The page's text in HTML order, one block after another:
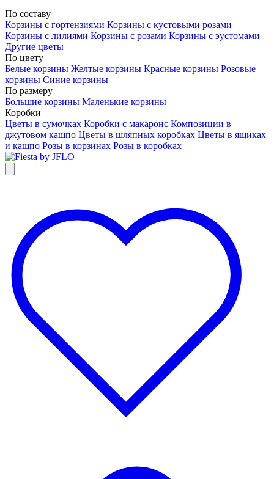
По составу
Корзины с гортензиями Корзины с кустовыми розами
Корзины с лилиями Корзины с розами Корзины с эустомами
Другие цветы
По цвету
Белые корзины Желтые корзины Красные корзины Розовые
корзины Синие корзины
По размеру
Большие корзины Маленькие корзины
Коробки
Цветы в сумочках Коробки с макаронс Композиции в
джутовом кашпо Цветы в шляпных коробках Цветы в ящиках
и кашпо Розы в корзинах Розы в коробках